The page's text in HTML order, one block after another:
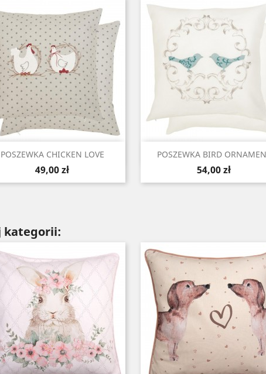
POSZEWKA CHICKEN LOVE
Cena
49,00 zł
Szybki podgląd POSZEWKA BIRD
Cena
54,00 zł
Szybki podgląd
kategorii: